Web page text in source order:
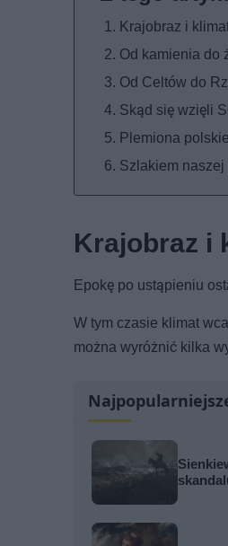
Krajobraz i
Od kamienia do
Od Celtów do
Skąd się wzięli
Plemiona
Szlakiem naszej
Krajobraz i
Epokę po ustąpieniu
W tym czasie klimat
można wyróżnić kilka